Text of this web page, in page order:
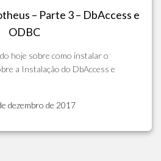
– Parte 3 – DbAccess e
ODBC
hoje sobre como instalar o
a Instalação do DbAccess e
dezembro de 2017